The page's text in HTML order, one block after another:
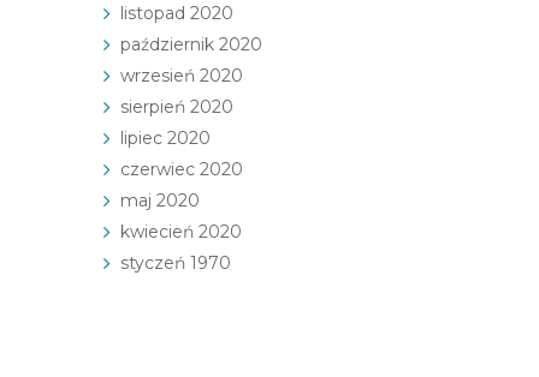
listopad 2020
październik 2020
wrzesień 2020
sierpień 2020
lipiec 2020
czerwiec 2020
maj 2020
kwiecień 2020
styczeń 1970